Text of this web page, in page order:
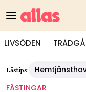
LIVSÖDEN
Lästips:
FÄSTINGAR